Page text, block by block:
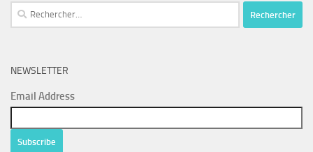
Rechercher :
NEWSLETTER
Email Address